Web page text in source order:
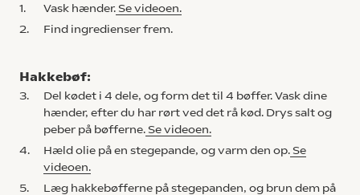
1. Vask hænder. Se videoen.
2.
Find ingredienser frem.
Hakkebøf:
3.
Del kødet i 4 dele, og form det til 4 bøffer. Vask dine
hænder, efter du har rørt ved det rå kød. Drys salt og
peber på bøfferne. Se videoen.
4.
Hæld olie på en stegepande, og varm den op. Se
videoen.
5.
Læg hakkebøfferne på stegepanden, og brun dem på